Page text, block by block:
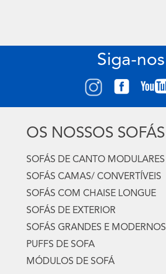
Siga-nos
OS NOSSOS SOFÁS
SOFÁS DE CANTO MODULARES
SOFÁS CAMAS/ CONVERTÍVEIS
SOFÁS COM CHAISE LONGUE
SOFÁS DE EXTERIOR
SOFÁS GRANDES E MODERNOS
PUFFS DE SOFA
MÓDULOS DE SOFÁ